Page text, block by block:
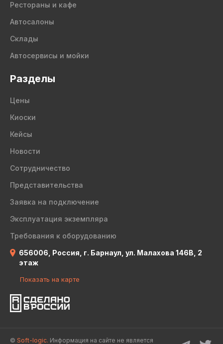
Рестораны и кафе
Автосалоны
Склады
Автосервисы и мойки
Разделы
Цены
Киоски
Кейсы
Новости
Сотрудничество
Представительства
Заявка на подключение
Эксплуатация экземпляра
Требования к оборудованию
656006, Россия, г. Барнаул, ул. Малахова 146В, 2
этаж
Показать на карте
© Soft-logic. Информация на сайте не является